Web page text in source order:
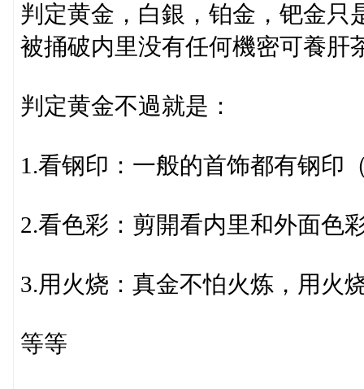
判定黄金，白銀，铂金，钯金只
被捅破内里没有任何機密可養肝
判定黄金不過就是：
1.看钢印：一般的首饰都有钢印
2.看色彩：剪開看内里和外面色
3.用火烧：真金不怕火炼，用火
等等